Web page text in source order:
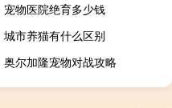
宠物医院绝育多少钱
城市养猫有什么区别
奥尔加隆宠物对战攻略